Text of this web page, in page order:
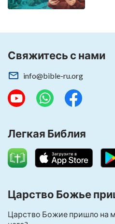
Свяжитесь с нами
info@bible-ru.org
Легкая Библия
Царство Божье
Царство Божие пришло на